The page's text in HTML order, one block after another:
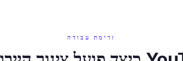
זרימת עבודה